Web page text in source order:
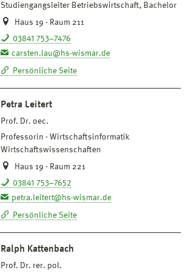
Studiengangsleiter Betriebswirtschaft, Bachelor
Haus 19 · Raum 211
03841 753–7476
carsten.lau@hs-wismar.de
Persönliche Seite
Petra Leitert
Prof. Dr. oec.
Professorin
Wirtschaftsinformatik
Wirtschaftswissenschaften
Haus 19 · Raum 221
03841 753–7652
petra.leitert@hs-wismar.de
Persönliche Seite
Ralph Kattenbach
Prof. Dr. rer. pol.